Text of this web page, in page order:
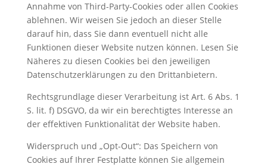
Annahme von Third-Party-Cookies oder allen Cookies
ablehnen. Wir weisen Sie jedoch an dieser Stelle
darauf hin, dass Sie dann eventuell nicht alle
Funktionen dieser Website nutzen können. Lesen Sie
Näheres zu diesen Cookies bei den jeweiligen
Datenschutzerklärungen zu den Drittanbietern.
Rechtsgrundlage dieser Verarbeitung ist Art. 6 Abs. 1
S. lit. f) DSGVO, da wir ein berechtigtes Interesse an
der effektiven Funktionalität der Website haben.
Widerspruch und „Opt-Out“: Das Speichern von
Cookies auf Ihrer Festplatte können Sie allgemein